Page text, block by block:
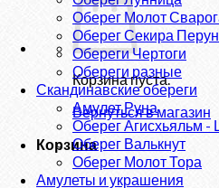
Корзина пуста.
Вернуться в магазин
Корзина
Оберег Молот
Оберег Секира
Обереги Чертоги
Обереги разные
Скандинавские обереги
Амулет Руна
Оберег Агисхьяльм
Оберег Валькнут
Оберег Молот Тора
Амулеты и украшения